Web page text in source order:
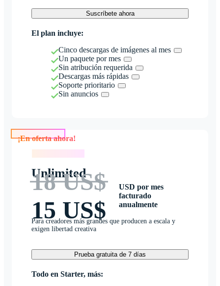
Suscríbete ahora
El plan incluye:
Cinco descargas de imágenes al mes
Un paquete por mes
Sin atribución requerida
Descargas más rápidas
Soporte prioritario
Sin anuncios
Unlimited
18 US$
15 US$
USD por mes
facturado
anualmente
Para creadores más grandes que producen a escala y
exigen libertad creativa
Prueba gratuita de 7 días
Todo en Starter, más: